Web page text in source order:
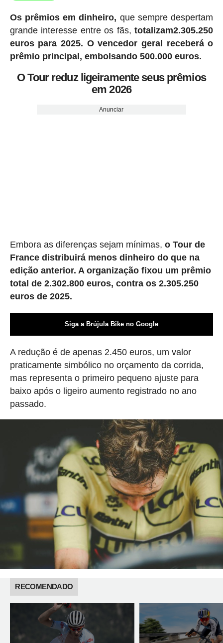
Os prêmios em dinheiro, que sempre despertam
grande interesse entre os fãs,totalizam2.305.250
euros para 2025. O vencedor geral receberá o
prêmio principal, embolsando 500.000 euros.
O Tour reduz ligeiramente seus prêmios
em 2026
Anunciar
Embora as diferenças sejam mínimas, o Tour de
France distribuirá menos dinheiro do que na
edição anterior. A organização fixou um prêmio
total de 2.302.800 euros, contra os 2.305.250
euros de 2025.
Siga a Brújula Bike no Google
A redução é de apenas 2.450 euros, um valor
praticamente simbólico no orçamento da corrida,
mas representa o primeiro pequeno ajuste para
baixo após o ligeiro aumento registrado no ano
passado.
RECOMENDADO